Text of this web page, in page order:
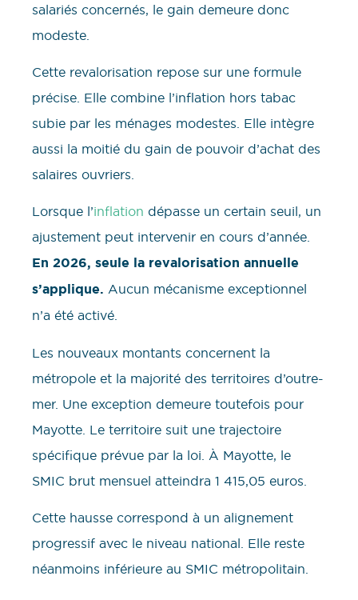
salariés concernés, le gain demeure donc
modeste.
Cette revalorisation repose sur une formule
précise. Elle combine l’inflation hors tabac
subie par les ménages modestes. Elle intègre
aussi la moitié du gain de pouvoir d’achat des
salaires ouvriers.
Lorsque l’inflation dépasse un certain seuil, un
ajustement peut intervenir en cours d’année.
En 2026, seule la revalorisation annuelle
s’applique. Aucun mécanisme exceptionnel
n’a été activé.
Les nouveaux montants concernent la
métropole et la majorité des territoires d’outre-
mer. Une exception demeure toutefois pour
Mayotte. Le territoire suit une trajectoire
spécifique prévue par la loi. À Mayotte, le
SMIC brut mensuel atteindra 1 415,05 euros.
Cette hausse correspond à un alignement
progressif avec le niveau national. Elle reste
néanmoins inférieure au SMIC métropolitain.